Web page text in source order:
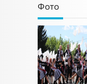
Фото